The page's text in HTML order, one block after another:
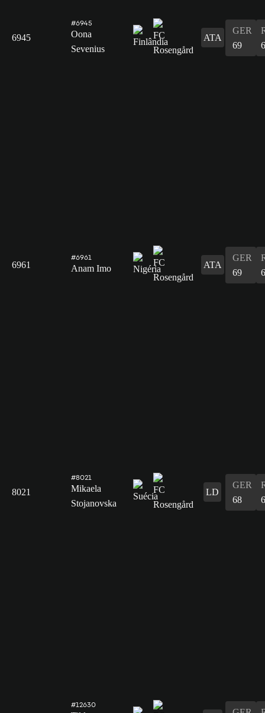
6945
#6945
Oona
Sevenius
ATA
GER
69
6961
#6961
Anam Imo ATA
GER
69
8021
#8021
Mikaela
Stojanovska
LD
GER
68
#12630